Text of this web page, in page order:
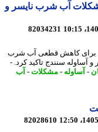
آب شرب نایسر و
82034231
کاهش قطعی آب شرب
سنندج تاکید کرد. -
-مشکلات-آب
82028610